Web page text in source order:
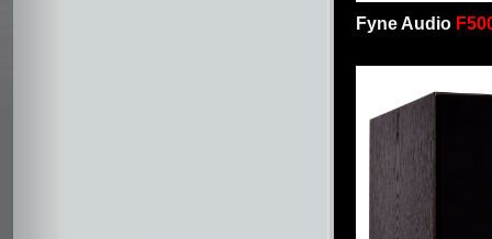
Fyne Audio